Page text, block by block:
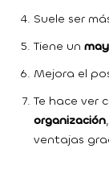
Suele ser
Tiene un
Mejora el
Te hace ver
organización
ventajas